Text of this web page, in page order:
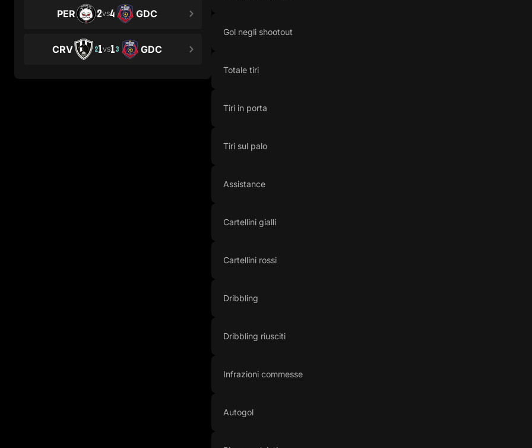
PER 2VS4 GDC
CRV 21VS13 GDC
Gol negli shootout
Totale tiri
Tiri in porta
Tiri sul palo
Assistance
Cartellini gialli
Cartellini rossi
Dribbling
Dribbling riusciti
Infrazioni commesse
Autogol